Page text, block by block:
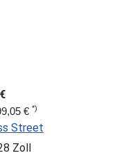
€ *)
Street
Zoll